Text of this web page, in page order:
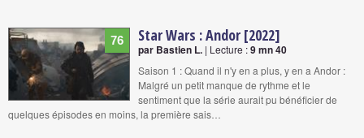
76 Star Wars : Andor [2022]
par Bastien L. | Lecture :9 mn 40
Saison 1 : Quand il n'y en a plus, y en a Andor :
Malgré un petit manque de rythme et le
sentiment que la série aurait pu bénéficier de
quelques épisodes en moins, la première sais…